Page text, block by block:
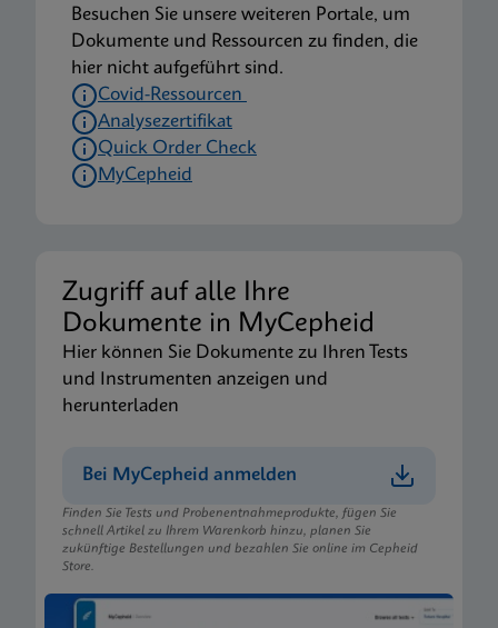
Besuchen Sie unsere weiteren Portale, um
Dokumente und Ressourcen zu finden, die
hier nicht aufgeführt sind.
Covid-Ressourcen
Analysezertifikat
Quick Order Check
MyCepheid
Zugriff auf alle Ihre
Dokumente in MyCepheid
Hier können Sie Dokumente zu Ihren Tests
und Instrumenten anzeigen und
herunterladen
Bei MyCepheid anmelden
Finden Sie Tests und Probenentnahmeprodukte, fügen Sie
schnell Artikel zu Ihrem Warenkorb hinzu, planen Sie
zukünftige Bestellungen und bezahlen Sie online im Cepheid
Store.